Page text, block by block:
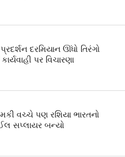
દરમિયાન ઊંધો તિરંગો
પર વિચારણા
વચ્ચે પણ રશિયા ભારતનો
સપ્લાયર બન્યો